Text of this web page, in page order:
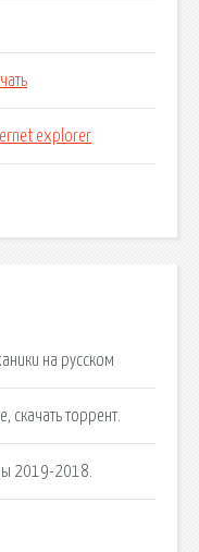
explorer
на русском
скачать торрент.
2019-2018.